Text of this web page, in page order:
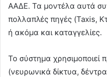
ΑΑΔΕ. Τα μοντέλα αυτά
πολλαπλές πηγές (Taxis,
ή ακόμα και καταγγελίες.
Το σύστημα χρησιμοποιεί
(νευρωνικά δίκτυα,